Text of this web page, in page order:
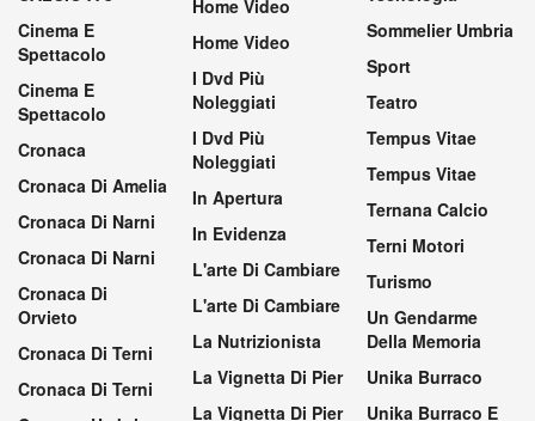
Cinema E
Spettacolo
Cinema E
Spettacolo
Cronaca
Cronaca Di Amelia
Cronaca Di Narni
Cronaca Di Narni
Cronaca Di
Orvieto
Cronaca Di Terni
Cronaca Di Terni
Home Video
Home Video
I Dvd Più
Noleggiati
I Dvd Più
Noleggiati
In Apertura
In Evidenza
L'arte Di Cambiare
L'arte Di Cambiare
La Nutrizionista
La Vignetta Di Pier
La Vignetta Di Pier
Sommelier Umbria
Sport
Teatro
Tempus Vitae
Tempus Vitae
Ternana Calcio
Terni Motori
Turismo
Un Gendarme
Della Memoria
Unika Burraco
Unika Burraco E